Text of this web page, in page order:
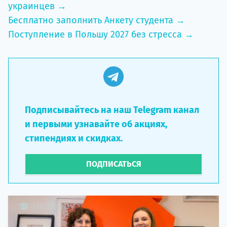
украинцев →
Бесплатно заполнить Анкету студента →
Поступление в Польшу 2027 без стресса →
Подписывайтесь на наш Telegram канал
и первыми узнавайте об акциях,
стипендиях и скидках.
ПОДПИСАТЬСЯ